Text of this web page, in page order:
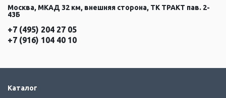
Москва, МКАД 32 км, внешняя сторона, ТК ТРАКТ пав. 2-
43Б
+7 (495) 204 27 05
+7 (916) 104 40 10
Каталог